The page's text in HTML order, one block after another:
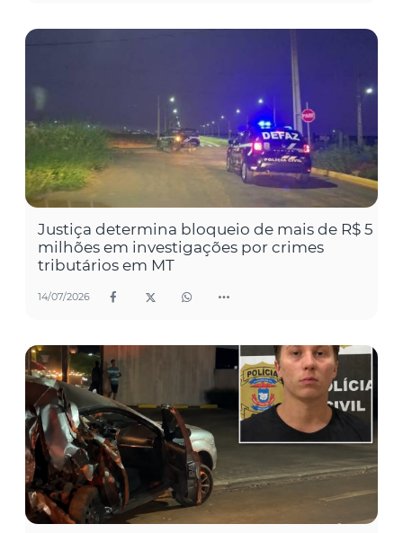
Justiça determina bloqueio de mais de R$ 5
milhões em investigações por crimes
tributários em MT
14/07/2026